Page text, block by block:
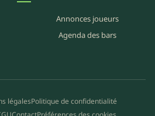
Annonces joueurs
Agenda des bars
légalesPolitique de confidentialité